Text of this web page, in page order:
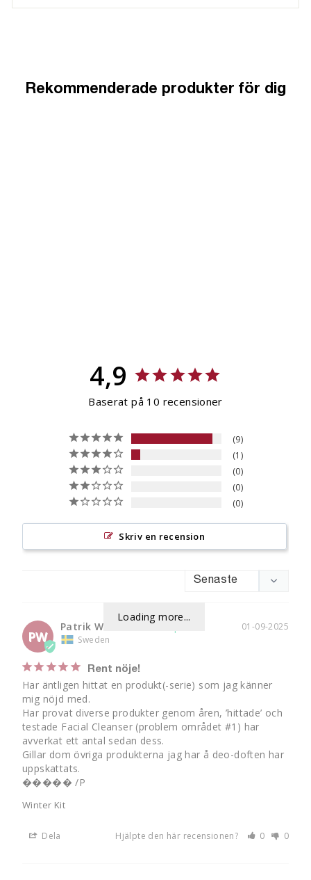
Rekommenderade produkter för dig
4,9
Baserat på 10 recensioner
9
1
0
0
0
Skriv en recension
Loading more...
PW
01-09-2025
Patrik W.
Sweden
Rent nöje!
Har äntligen hittat en produkt(-serie) som jag känner
mig nöjd med.
Har provat diverse produkter genom åren, ’hittade’ och
testade Facial Cleanser (problem området #1) har
avverkat ett antal sedan dess.
Gillar dom övriga produkterna jag har å deo-doften har
uppskattats.
����� /P
Winter Kit
Dela Hjälpte den här recensionen? 0 0